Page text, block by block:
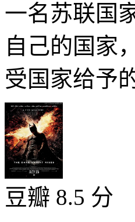
一名苏联国
自己的国家
受国家给予
豆瓣 8.5 分